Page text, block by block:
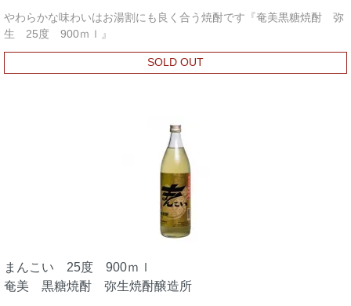
やわらかな味わいはお湯割にも良く合う焼酎です『奄美黒糖焼酎 弥
生 25度 900ｍｌ』
SOLD OUT
まんこい 25度 900ｍｌ
奄美 黒糖焼酎 弥生焼酎醸造所